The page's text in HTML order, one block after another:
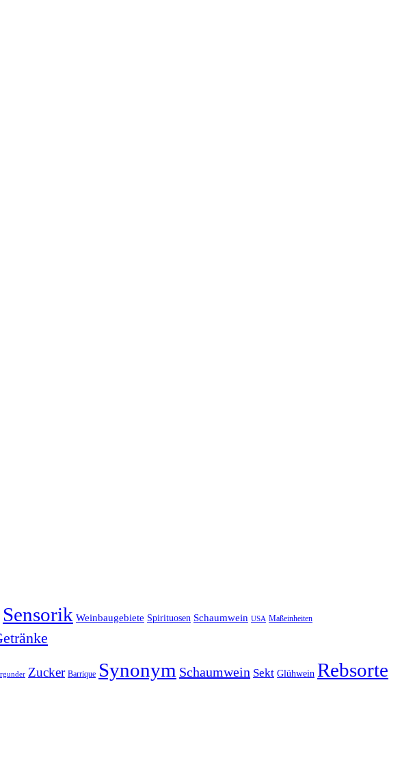
Sensorik Weinbaugebiete Spirituosen Schaumwein USA Maßeinheiten
Zucker Barrique Synonym Schaumwein Sekt Glühwein Rebsorte